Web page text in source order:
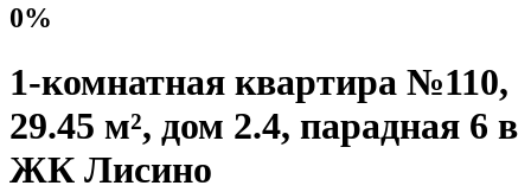
0%
1-комнатная квартира №110,
29.45 м², дом 2.4, парадная 6 в
ЖК Лисино